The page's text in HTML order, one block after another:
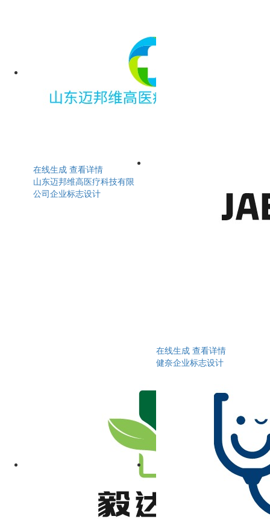
在线生成 查看详情
山东迈邦维高医疗科技有限
公司企业标志设计
在线生成 查看详情
健奈企业标志设计